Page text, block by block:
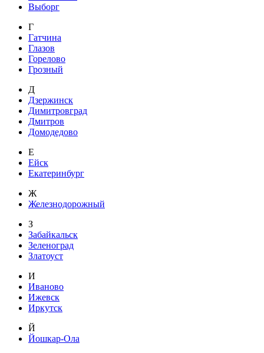
Выборг
Г
Гатчина
Глазов
Горелово
Грозный
Д
Дзержинск
Димитровград
Дмитров
Домодедово
Е
Ейск
Екатеринбург
Ж
Железнодорожный
З
Забайкальск
Зеленоград
Златоуст
И
Иваново
Ижевск
Иркутск
Й
Йошкар-Ола